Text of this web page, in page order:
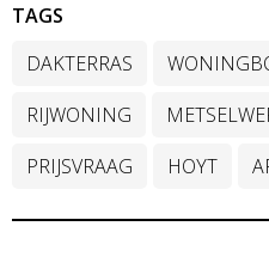
TAGS
DAKTERRAS
RIJWONING
PRIJSVRAAG
HOYT